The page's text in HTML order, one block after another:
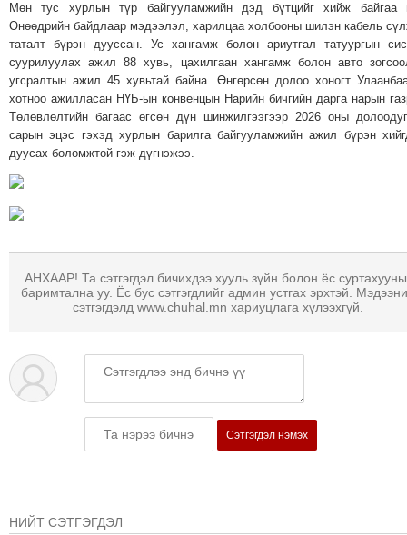
ТӨВСИЙН
ТОДОТГОЛЫН
ТОЙРОНД
ЕРӨНХИЙЛӨГЧИЙН
СОНГУУЛИЙН
ДҮГЭЭР
ТОЙРОНД
ЭРГЭН
ТОЙРОНД
ЕРӨНХИЙЛӨГЧИЙН
Мөн тус хурлын түр байгууламжийн дэд бүтцийг хийж байгаа
Өнөөдрийн байдлаар мэдээлэл, харилцаа холбооны шилэн кабель
таталт бүрэн дууссан. Ус хангамж болон ариутгал татуургын
суурилуулах ажил 88 хувь, цахилгаан хангамж болон авто
угсралтын ажил 45 хувьтай байна. Өнгөрсөн долоо хоногт
хотноо ажилласан НҮБ-ын конвенцын Нарийн бичгийн дарга нарын
Төлөвлөлтийн багаас өгсөн дүн шинжилгээгээр 2026 оны
сарын эцэс гэхэд хурлын барилга байгууламжийн ажил бүрэн
дуусах боломжтой гэж дүгнэжээ.
АНХААР! Та сэтгэгдэл бичихдээ хууль зүйн болон ёс
баримтална уу. Ёс бус сэтгэгдлийг админ устгах эрхтэй.
сэтгэгдэлд www.chuhal.mn хариуцлага хүлээхгүй.
Сэтгэгдэл нэмэх
НИЙТ СЭТГЭГДЭЛ